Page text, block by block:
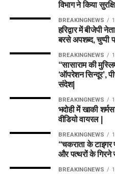
विभाग ने किया
BREAKINGNEWS
हरिद्वार में बीजेपी
बरसे अपशब्द, चुप्पी
BREAKINGNEWS
“सासाराम की
‘ऑपरेशन सिन्दूर’,
संदेश|
BREAKINGNEWS
भदोही में खाकी
वीडियो वायरल |
BREAKINGNEWS
“चकराता के
और पत्थरों के गिरने
BREAKINGNEWS